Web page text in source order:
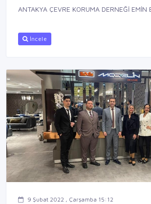
ANTAKYA ÇEVRE KORUMA DERNEĞİ EMİN
İncele
9 Şubat 2022 , Çarşamba 15:12